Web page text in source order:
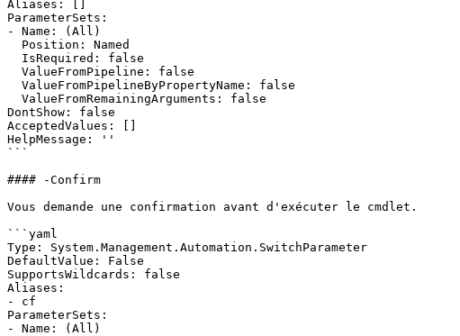
Aliases: []
ParameterSets:
- Name: (All)
DontShow: false
AcceptedValues: []
HelpMessage: ''
```
#### -Confirm
Vous demande une confirmation avant d'exécuter le cmdlet.
```yaml
Type: System.Management.Automation.SwitchParameter
DefaultValue: False
SupportsWildcards: false
Aliases:
- cf
ParameterSets:
- Name: (All)